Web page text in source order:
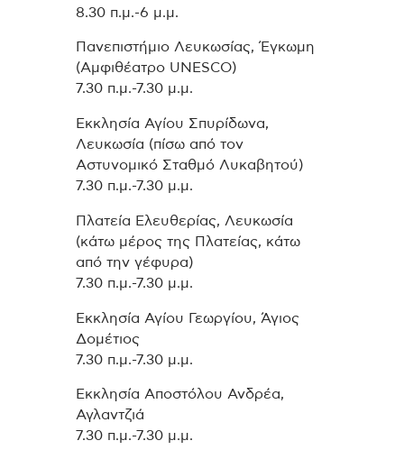
8.30 π.μ.-6 μ.μ.
Πανεπιστήμιο Λευκωσίας, Έγκωμη
(Αμφιθέατρο UNESCO)
7.30 π.μ.-7.30 μ.μ.
Εκκλησία Αγίου Σπυρίδωνα,
Λευκωσία (πίσω από τον
Αστυνομικό Σταθμό Λυκαβητού)
7.30 π.μ.-7.30 μ.μ.
Πλατεία Ελευθερίας, Λευκωσία
(κάτω μέρος της Πλατείας, κάτω
από την γέφυρα)
7.30 π.μ.-7.30 μ.μ.
Εκκλησία Αγίου Γεωργίου, Άγιος
Δομέτιος
7.30 π.μ.-7.30 μ.μ.
Εκκλησία Αποστόλου Ανδρέα,
Αγλαντζιά
7.30 π.μ.-7.30 μ.μ.